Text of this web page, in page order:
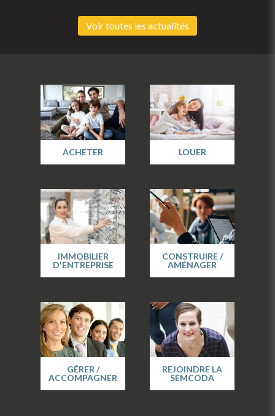
Voir toutes les actualités
ACHETER LOUER
IMMOBILIER
D'ENTREPRISE
CONSTRUIRE /
AMÉNAGER
GÉRER /
ACCOMPAGNER
REJOINDRE LA
SEMCODA